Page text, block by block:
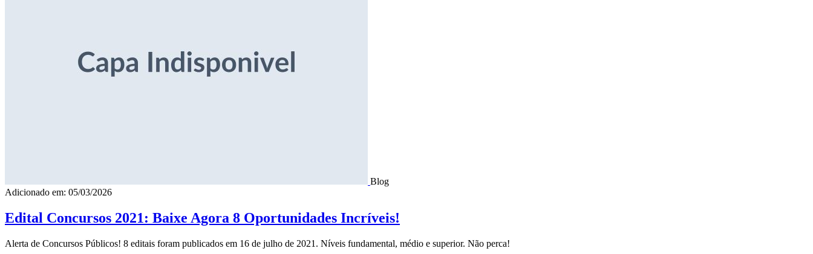
Blog
Adicionado em: 05/03/2026
Edital Concursos 2021: Baixe Agora 8 Oportunidades Incríveis!
Alerta de Concursos Públicos! 8 editais foram publicados em 16 de julho de 2021. Níveis fundamental, médio e superior. Não perca!